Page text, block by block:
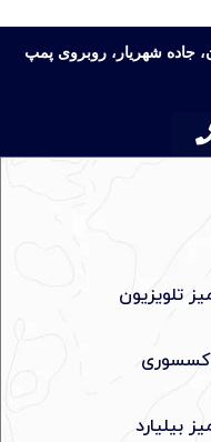
جاده شهریار، روبروی پمپ
تلویزیون
بیلیارد